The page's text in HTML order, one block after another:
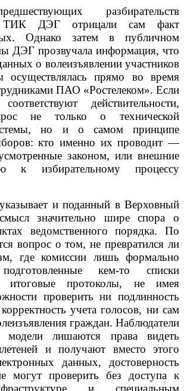
разбирательств
ТИК ДЭГ отрицали сам факт
Однако затем в публичном
ДЭГ прозвучала информация, что
о волеизъявлении участников
осуществлялась прямо во время
ПАО «Ростелеком». Если
действительности,
не только о технической
но и о самом принципе
кто именно их проводит —
законом, или внешние
к избирательному процессу
и поданный в Верховный
значительно шире спора о
ведомственного порядка. По
вопрос о том, не превратился ли
где комиссии лишь формально
кем-то списки
итоговые протоколы, не имея
проверить ни подлинность
учета голосов, ни сам
граждан. Наблюдатели
лишаются права видеть
и получают вместо этого
данных, достоверность
могут проверить без доступа к
и специальным